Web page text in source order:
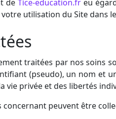
de Tice-education.freu
utilisation du Site dans
traitées par nos soins
(pseudo), un nom et
privée et des libertés
peuvent être